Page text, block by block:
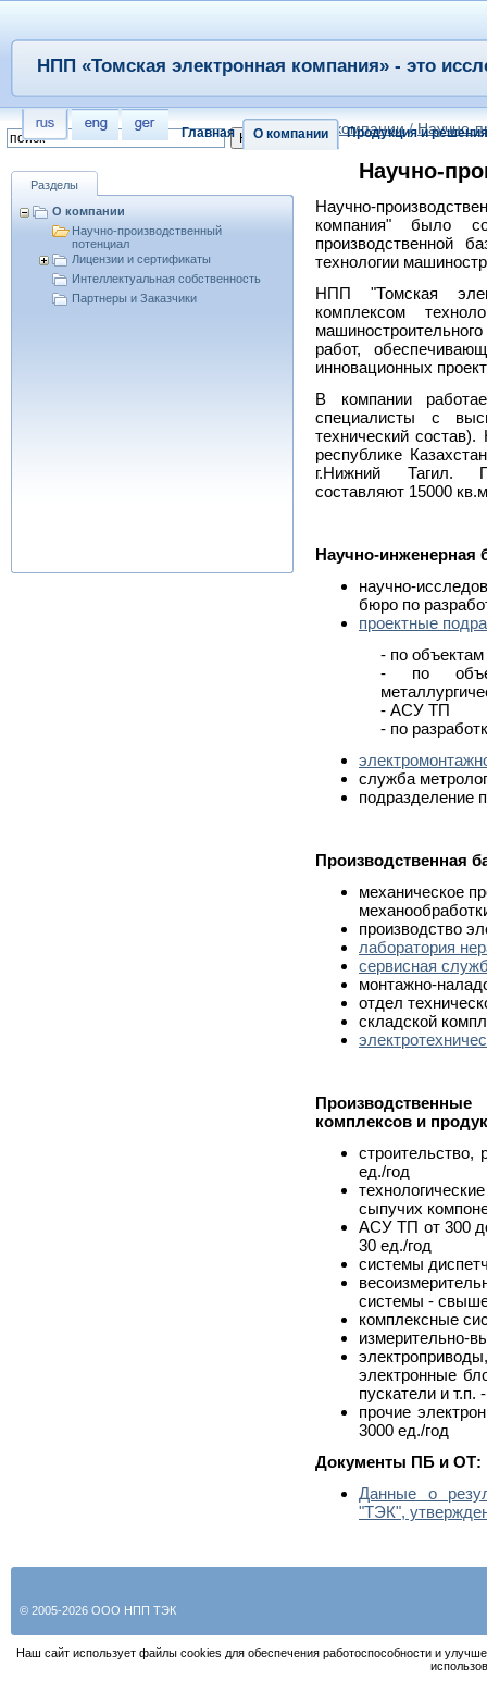
Главная О компании Продукция и решения
НПП «Томская электронная компания» - это
Разделы
О компании
Научно-производственный
потенциал
Лицензии и сертификаты
Интеллектуальная собственность
Партнеры и Заказчики
/О компании/Научно-
Научно-
Научно-
компания" было
производственной
технологии
НПП "Томская
комплексом
работ,
инновационных
В компании
специалисты с
технический
республике
г.Нижний Тагил.
составляют 15000
Научно-инженерная
научно-
бюро по
проектные
- по объектам
- по
- АСУ ТП
- по
служба
подразделение
Производственная
механическое
производство
лаборатория
сервисная
монтажно-
отдел
складской
комплексов и
строительство,
ед./год
сыпучих
АСУ ТП от 300
30 ед./год
системы
системы -
комплексные
измерительно-
электронные
пускатели и т.п.
прочие
3000 ед./год
Документы ПБ и ОТ:
Данные о
"ТЭК",
© 2005-2026 ООО НПП ТЭК
Наш сайт использует файлы cookies для обеспечения работоспособности и